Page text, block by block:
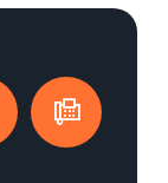
BÜRO
Aedificium